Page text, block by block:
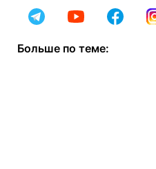
Больше по теме: